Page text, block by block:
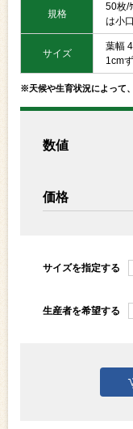
規格
50枚/
は小
サイズ
葉幅
1cm
※天候や生育状況によって
数値
価格
サイズを指定する
生産者を希望する